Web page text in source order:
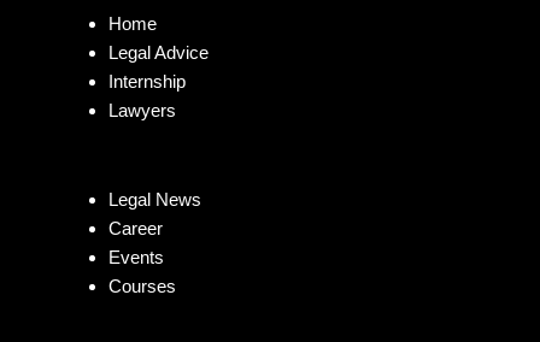
Home
Legal Advice
Internship
Lawyers
Legal News
Career
Events
Courses